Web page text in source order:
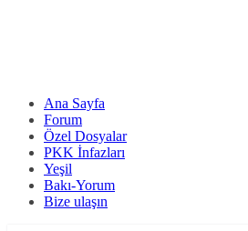
Ana Sayfa
Forum
Özel Dosyalar
PKK İnfazları
Yeşil
Bakı-Yorum
Bize ulaşın